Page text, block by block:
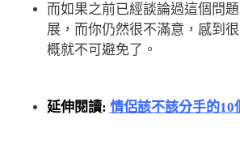
而如果之前已經談論過這個問
展，而你仍然很不滿意，感到
概就不可避免了。
延伸閱讀: 情侶該不該分手的10